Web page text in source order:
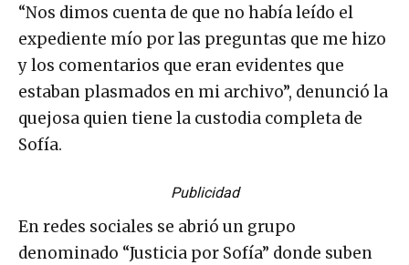
“Nos dimos cuenta de que no había leído el
expediente mío por las preguntas que me hizo
y los comentarios que eran evidentes que
estaban plasmados en mi archivo”, denunció la
quejosa quien tiene la custodia completa de
Sofía.
Publicidad
En redes sociales se abrió un grupo
denominado “Justicia por Sofía” donde suben